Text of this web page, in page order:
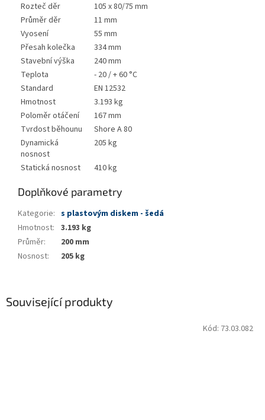
Související produkty
Kód: 73.03.082
Rozteč děr
105 x 80/75 mm
Průměr děr
11 mm
Vyosení
55 mm
Přesah kolečka
334 mm
Stavební výška
240 mm
Teplota
- 20 / + 60 °C
Standard
EN 12532
Hmotnost
3.193 kg
Poloměr otáčení
167 mm
Tvrdost běhounu
Shore A 80
Dynamická
nosnost
205 kg
Statická nosnost 410 kg
Doplňkové parametry
Kategorie: s plastovým diskem - šedá
Hmotnost: 3.193 kg
Průměr:
200 mm
Nosnost: 205 kg